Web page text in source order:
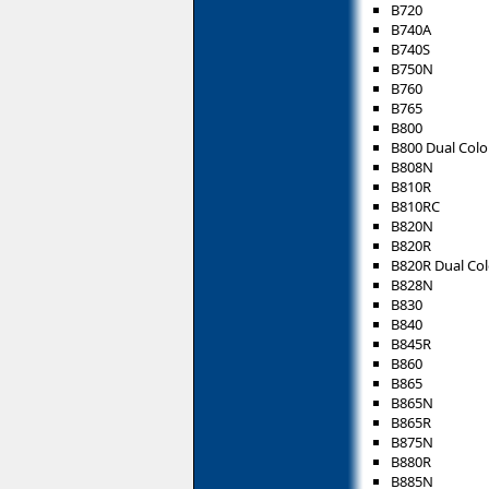
B720
B740A
B740S
B750N
B760
B765
B800
B800 Dual
B808N
B810R
B810RC
B820N
B820R
B820R Dual
B828N
B830
B840
B845R
B860
B865
B865N
B865R
B875N
B880R
B885N